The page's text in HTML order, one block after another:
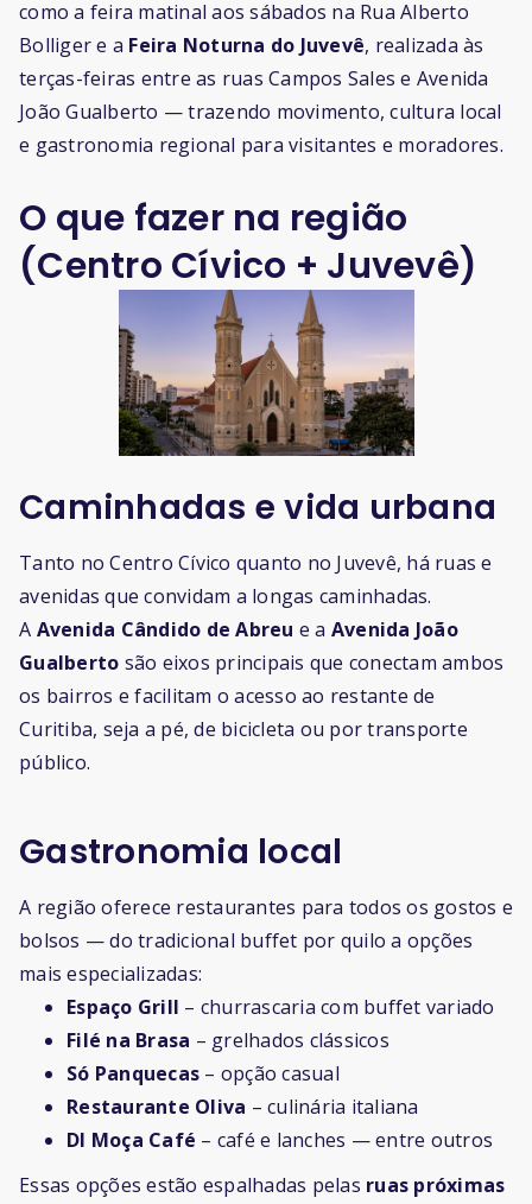
como a feira matinal aos sábados na Rua Alberto
Bolliger e a Feira Noturna do Juvevê, realizada às
terças-feiras entre as ruas Campos Sales e Avenida
João Gualberto — trazendo movimento, cultura local
e gastronomia regional para visitantes e moradores.
O que fazer na região
(Centro Cívico + Juvevê)
Caminhadas e vida urbana
Tanto no Centro Cívico quanto no Juvevê, há ruas e
avenidas que convidam a longas caminhadas.
A Avenida Cândido de Abreu e a Avenida João
Gualberto são eixos principais que conectam ambos
os bairros e facilitam o acesso ao restante de
Curitiba, seja a pé, de bicicleta ou por transporte
público.
Gastronomia local
A região oferece restaurantes para todos os gostos e
bolsos — do tradicional buffet por quilo a opções
mais especializadas:
Espaço Grill – churrascaria com buffet variado
Filé na Brasa – grelhados clássicos
Só Panquecas – opção casual
Restaurante Oliva – culinária italiana
DI Moça Café – café e lanches — entre outros
Essas opções estão espalhadas pelas ruas próximas